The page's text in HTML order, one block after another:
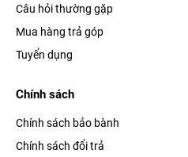
Câu hỏi thường gặp
Mua hàng trả góp
Tuyển dụng
Chính sách
Chính sách bảo bành
Chính sách đổi trả